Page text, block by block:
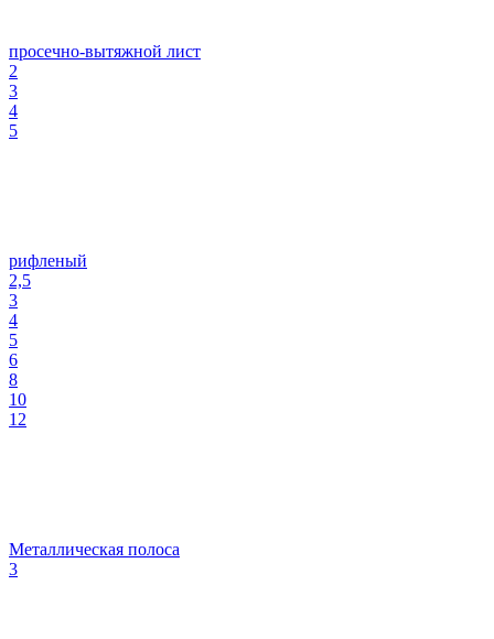
просечно-вытяжной лист
2
3
4
5
рифленый
2,5
3
4
5
6
8
10
12
Металлическая полоса
3